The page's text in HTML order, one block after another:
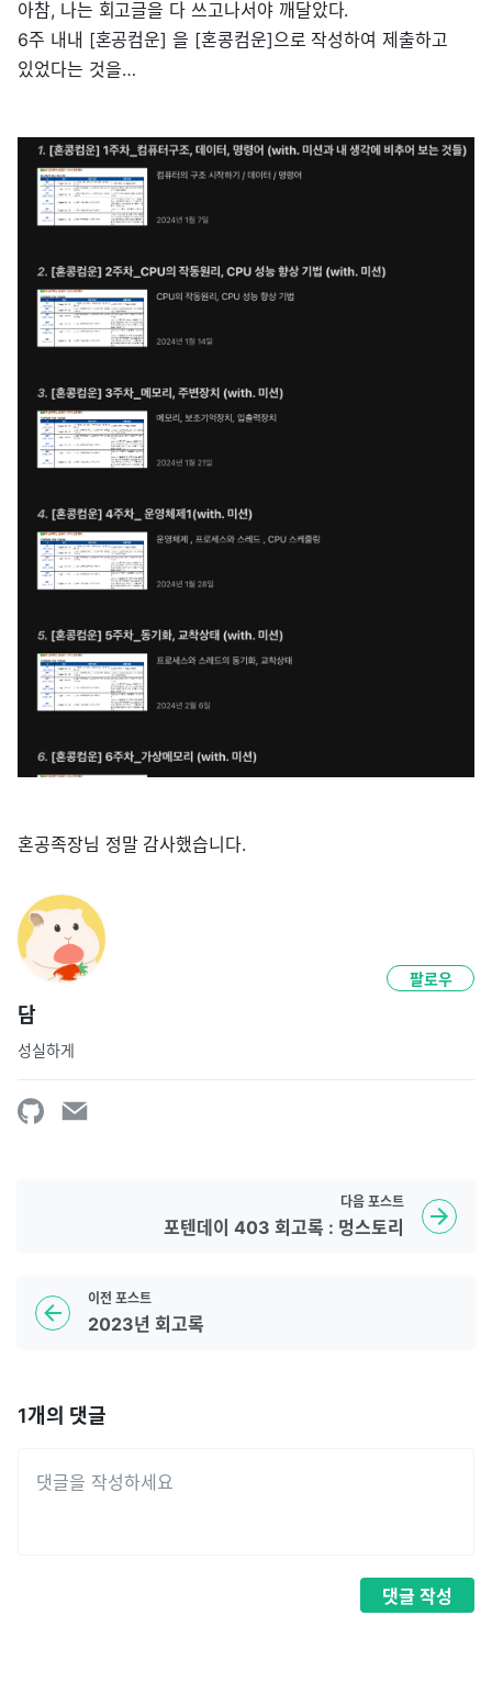
아참, 나는 회고글을 다 쓰고나서야 깨달았다.
6주 내내 [혼공컴운] 을 [혼콩컴운]으로 작성하여 제출하고
있었다는 것을…
혼공족장님 정말 감사했습니다.
담
성실하게
팔로우
이전 포스트
2023년 회고록
다음 포스트
포텐데이 403 회고록 : 멍스토리
1개의 댓글
댓글 작성